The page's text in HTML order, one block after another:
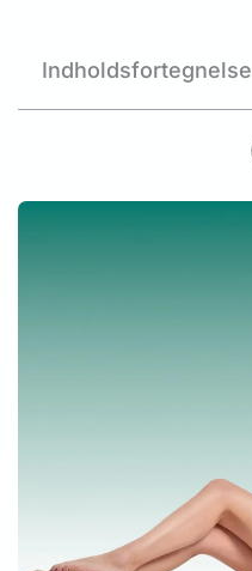
Indholdsfortegnelse